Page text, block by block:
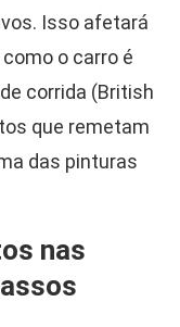
Isso afetará
o carro é
corrida (British
que remetam
das pinturas
nas